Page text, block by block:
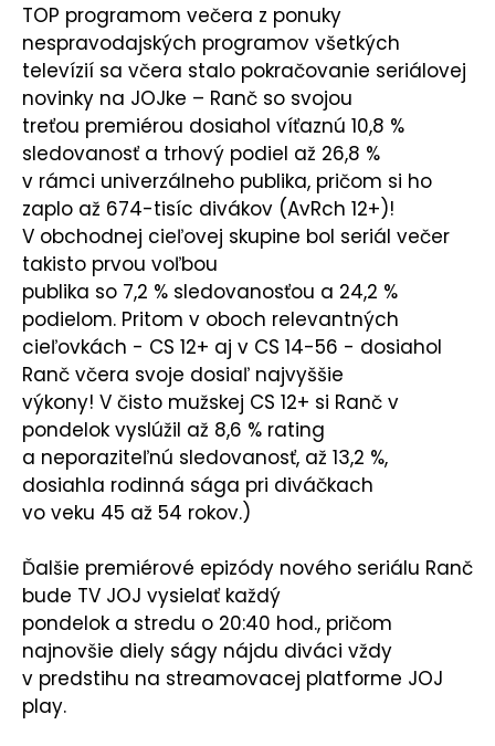
TOP programom večera z ponuky
nespravodajských programov všetkých
televízií sa včera stalo pokračovanie seriálovej
novinky na JOJke – Ranč so svojou
treťou premiérou dosiahol víťaznú 10,8 %
sledovanosť a trhový podiel až 26,8 %
v rámci univerzálneho publika, pričom si ho
zaplo až 674-tisíc divákov (AvRch 12+)!
V obchodnej cieľovej skupine bol seriál večer
takisto prvou voľbou
publika so 7,2 % sledovanosťou a 24,2 %
podielom. Pritom v oboch relevantných
cieľovkách - CS 12+ aj v CS 14-56 - dosiahol
Ranč včera svoje dosiaľ najvyššie
výkony! V čisto mužskej CS 12+ si Ranč v
pondelok vyslúžil až 8,6 % rating
a neporaziteľnú sledovanosť, až 13,2 %,
dosiahla rodinná sága pri diváčkach
vo veku 45 až 54 rokov.)
Ďalšie premiérové epizódy nového seriálu Ranč
bude TV JOJ vysielať každý
pondelok a stredu o 20:40 hod., pričom
najnovšie diely ságy nájdu diváci vždy
v predstihu na streamovacej platforme JOJ
play.